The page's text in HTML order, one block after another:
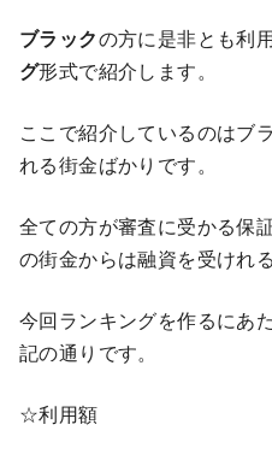
ブラックの方に是非とも利
グ形式で紹介します。
ここで紹介しているのはブ
れる街金ばかりです。
全ての方が審査に受かる保
の街金からは融資を受けれ
今回ランキングを作るにあ
記の通りです。
☆利用額